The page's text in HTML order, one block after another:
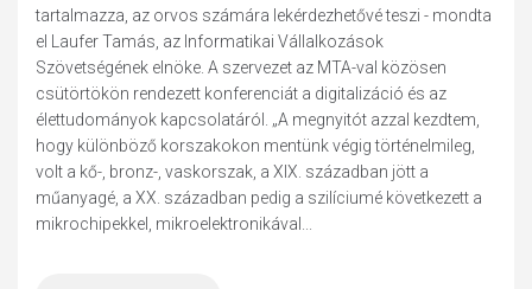
tartalmazza, az orvos számára lekérdezhetővé teszi - mondta
el Laufer Tamás, az Informatikai Vállalkozások
Szövetségének elnöke. A szervezet az MTA-val közösen
csütörtökön rendezett konferenciát a digitalizáció és az
élettudományok kapcsolatáról. „A megnyitót azzal kezdtem,
hogy különböző korszakokon mentünk végig történelmileg,
volt a kő-, bronz-, vaskorszak, a XIX. században jött a
műanyagé, a XX. században pedig a szilíciumé következett a
mikrochipekkel, mikroelektronikával...